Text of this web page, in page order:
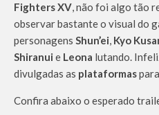
Fighters XV, não foi algo tão
observar bastante o visual do
personagens Shun’ei, Kyo
Shiranui e Leona lutando.
divulgadas as plataformas
Confira abaixo o esperado